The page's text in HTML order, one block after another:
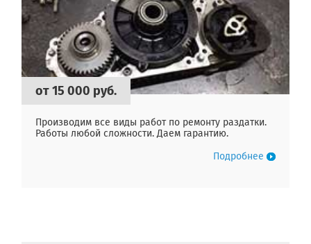
от 15 000 руб.
Производим все виды работ по ремонту раздатки.
Работы любой сложности. Даем гарантию.
Подробнее